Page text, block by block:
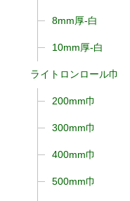
8mm厚-白
10mm厚-白
ライトロンロール巾
200mm巾
300mm巾
400mm巾
500mm巾